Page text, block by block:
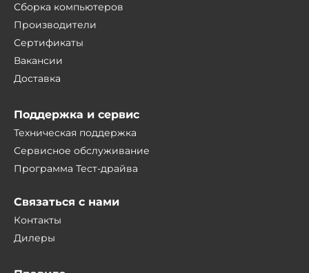
Сборка компьютеров
Производители
Сертификаты
Вакансии
Доставка
Поддержка и сервис
Техническая поддержка
Сервисное обслуживание
Программа Тест-драйва
Связаться с нами
Контакты
Дилеры